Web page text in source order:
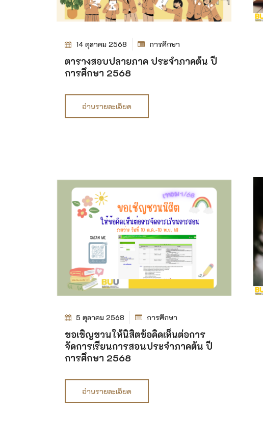
14 ตุลาคม 2568 การศึกษา
ตารางสอบปลายภาค ประจำภาคต้น ปี
การศึกษา 2568
อ่านรายละเอียด
5 ตุลาคม 2568 การศึกษา
ขอเชิญชวนให้นิสิตข้อคิดเห็นต่อการ
จัดการเรียนการสอนประจำภาคต้น ปี
การศึกษา 2568
อ่านรายละเอียด